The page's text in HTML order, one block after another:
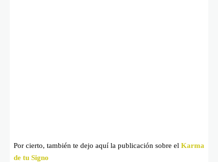
Por cierto, también te dejo aquí la publicación sobre el Karma
de tu Signo